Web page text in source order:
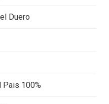
Duero
Pais 100%